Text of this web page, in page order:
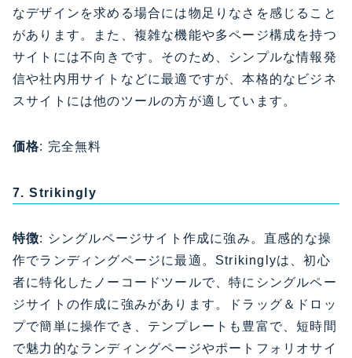
なデザインを求める場合には物足りなさを感じること
があります。また、複雑な機能や多ページ構成を持つ
サイトには不向きです。そのため、シンプルな情報発
信や社内用サイトなどに最適ですが、本格的なビジネ
スサイトには他のツールの方が適しています。
価格: 完全無料
7. Strikingly
特徴: シングルページサイト作成に強み。直感的な操
作でランディングページに最適。Strikinglyは、初心
者に特化したノーコードツールで、特にシングルペー
ジサイトの作成に強みがあります。ドラッグ＆ドロッ
プで簡単に操作でき、テンプレートも豊富で、短時間
で魅力的なランディングページやポートフォリオサイ